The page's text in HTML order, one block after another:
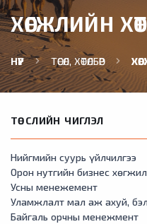
ХӨГЖЛИЙН
НҮҮР ТӨСӨЛ, ХӨТӨЛБӨР
ТӨСЛИЙН ЧИГЛЭЛ
Нийгмийн суурь үйлчилгээ
Орон нутгийн бизнес хөгжил
Усны менежемент
Уламжлалт мал аж ахуй,
Байгаль орчны менежмент